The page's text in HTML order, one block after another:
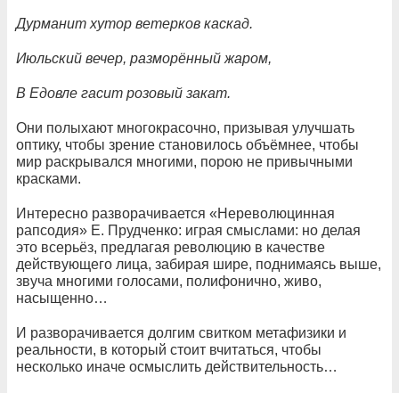
Дурманит хутор ветерков каскад.
Июльский вечер, разморённый жаром,
В Едовле гасит розовый закат.
Они полыхают многокрасочно, призывая улучшать
оптику, чтобы зрение становилось объёмнее, чтобы
мир раскрывался многими, порою не привычными
красками.
Интересно разворачивается «Нереволюцинная
рапсодия» Е. Прудченко: играя смыслами: но делая
это всерьёз, предлагая революцию в качестве
действующего лица, забирая шире, поднимаясь выше,
звуча многими голосами, полифонично, живо,
насыщенно…
И разворачивается долгим свитком метафизики и
реальности, в который стоит вчитаться, чтобы
несколько иначе осмыслить действительность…